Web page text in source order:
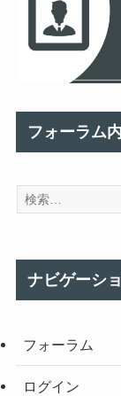
フォーラム
ナビゲーシ
フォーラム
ログイン